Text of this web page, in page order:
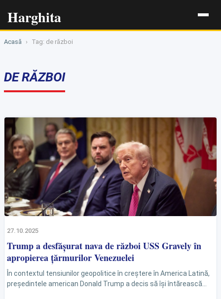
Harghita
Acasă › Tag: de război
DE RĂZBOI
27.10.2025
Trump a desfășurat nava de război USS Gravely în
apropierea țărmurilor Venezuelei
În contextul tensiunilor geopolitice în creștere în America Latină,
președintele american Donald Trump a decis să își întărească